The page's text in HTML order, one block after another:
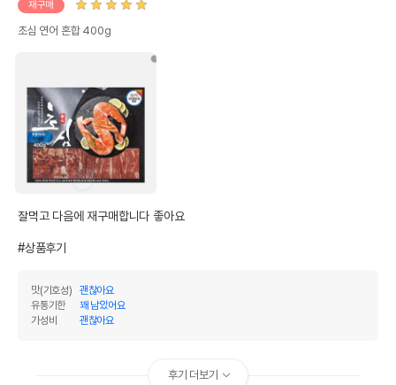
재구매
초심 연어 혼합 400g
잘먹고 다음에 재구매합니다 좋아요
#상품후기
맛(기호성)
괜찮아요
유통기한
꽤 남았어요
가성비
괜찮아요
후기 더보기